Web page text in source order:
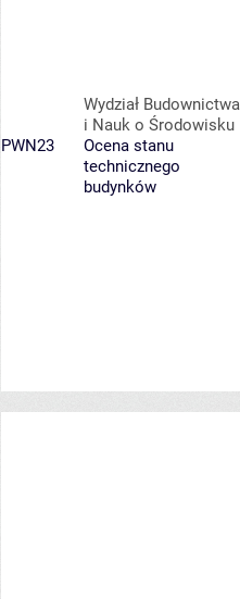
PWN23
Wydział Budownictwa
i Nauk o Środowisku
Ocena stanu
technicznego
budynków